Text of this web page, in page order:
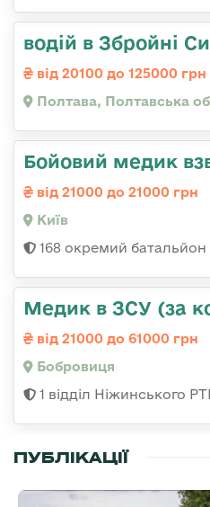
водій в Збройні
від 20100 до 125000 грн
Полтава, Полтавська
Бойовий медик
від 21000 до 21000 грн
Київ
168 окремий
Медик в ЗСУ (за
від 21000 до 61000 грн
Бобровиця
1 відділ Ніжинського
ПУБЛІКАЦІЇ